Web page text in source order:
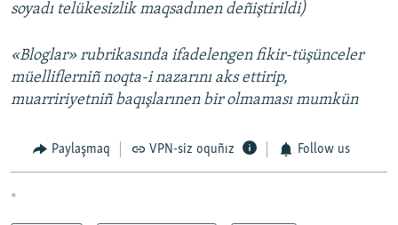
soyadı telükesizlik maqsadınen deñiştirildi)
«Bloglar» rubrikasında ifadelengen fikir-tüşünceler
müelliflerniñ noqta-i nazarını aks ettirip,
muarririyetniñ baqışlarınen bir olmaması mumkün
Paylaşmaq VPN-siz oquñız Follow us
*